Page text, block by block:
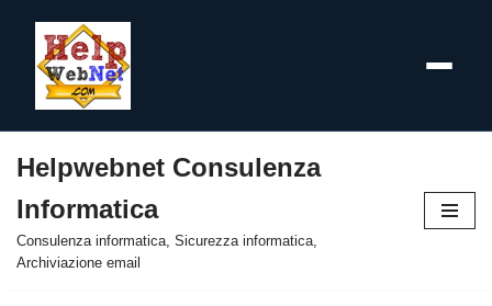
al
contenuto
Helpwebnet Consulenza
Informatica
Consulenza informatica, Sicurezza informatica,
Archiviazione email